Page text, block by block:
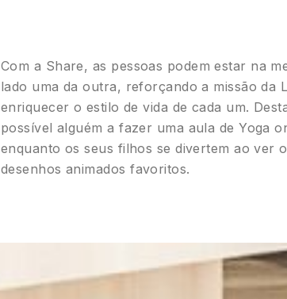
Com a Share, as pessoas podem estar na
lado uma da outra, reforçando a missão da
enriquecer o estilo de vida de cada um.
possível alguém a fazer uma aula de Yoga
enquanto os seus filhos se divertem ao ver
desenhos animados favoritos.